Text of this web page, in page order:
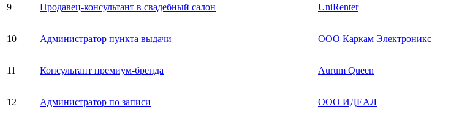
9 Продавец-консультант в свадебный салон UniRenter
10 Администратор пункта выдачи ООО Каркам Электроникс
11 Консультант премиум-бренда Aurum Queen
12 Администратор по записи ООО ИДЕАЛ